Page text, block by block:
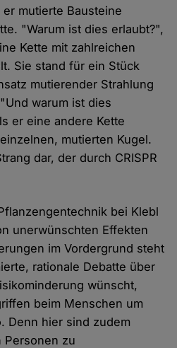
mutierte Bausteine
"Warum ist dies erlaubt?",
Kette mit zahlreichen
Sie stand für ein Stück
mutierender Strahlung
warum ist dies
er eine andere Kette
mutierten Kugel.
dar, der durch CRISPR
bei Klebl
unerwünschten Effekten
im Vordergrund steht
rationale Debatte über
wünscht,
beim Menschen um
Denn hier sind zudem
Personen zu